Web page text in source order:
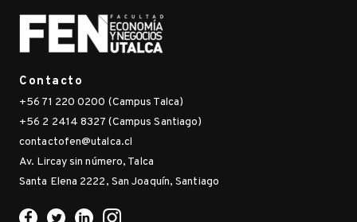
Contacto
+56 71 220 0200 (Campus Talca)
+56 2 2414 8327 (Campus Santiago)
contactofen@utalca.cl
Av. Lircay sin número, Talca
Santa Elena 2222, San Joaquín, Santiago